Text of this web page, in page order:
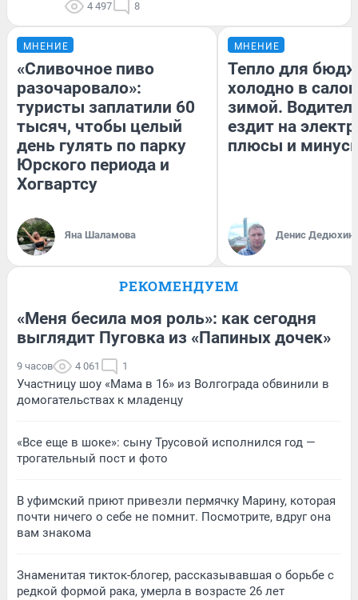
4 497 8
МНЕНИЕ
«Сливочное пиво
разочаровало»:
туристы заплатили 60
тысяч, чтобы целый
день гулять по парку
Юрского периода и
Хогвартсу
Яна Шаламова
МНЕНИЕ
Тепло для
холодно в
зимой.
ездит на
плюсы и
Денис Дедюхин
РЕКОМЕНДУЕМ
«Меня бесила моя роль»: как сегодня
выглядит Пуговка из «Папиных дочек»
9 часов 4 061 1
Участницу шоу «Мама в 16» из Волгограда обвинили в
домогательствах к младенцу
«Все еще в шоке»: сыну Трусовой исполнился год —
трогательный пост и фото
В уфимский приют привезли пермячку Марину, которая
почти ничего о себе не помнит. Посмотрите, вдруг она
вам знакома
Знаменитая тикток-блогер, рассказывавшая о борьбе с
редкой формой рака, умерла в возрасте 26 лет